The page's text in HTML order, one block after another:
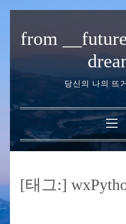
기
from
당신의 나의 뜨
기
본
메
뉴
[태그:]